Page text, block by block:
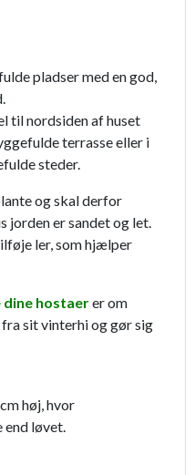
pladser med en god,
til nordsiden af huset
terrasse eller i
steder.
og skal derfor
jorden er sandet og let.
ler, som hjælper
dine hostaerer om
sit vinterhi og gør sig
høj, hvor
end løvet.